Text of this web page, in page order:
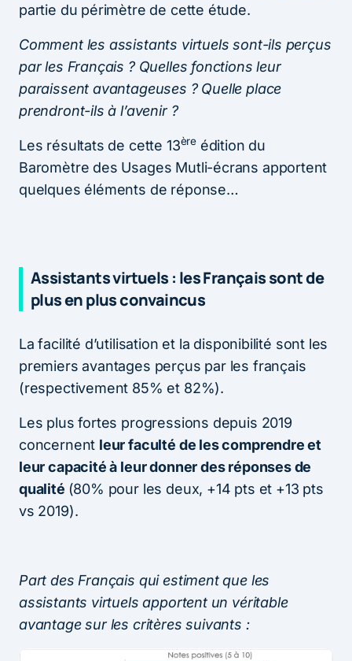
partie du périmètre de cette étude.
Comment les assistants virtuels sont-ils perçus
par les Français ? Quelles fonctions leur
paraissent avantageuses ? Quelle place
prendront-ils à l’avenir ?
Les résultats de cette 13èreédition du
Baromètre des Usages Mutli-écrans apportent
quelques éléments de réponse…
Assistants virtuels : les Français sont de
plus en plus convaincus
La facilité d’utilisation et la disponibilité sont les
premiers avantages perçus par les français
(respectivement 85% et 82%).
Les plus fortes progressions depuis 2019
concernent leur faculté de les comprendre et
leur capacité à leur donner des réponses de
qualité (80% pour les deux, +14 pts et +13 pts
vs 2019).
Part des Français qui estiment que les
assistants virtuels apportent un véritable
avantage sur les critères suivants :